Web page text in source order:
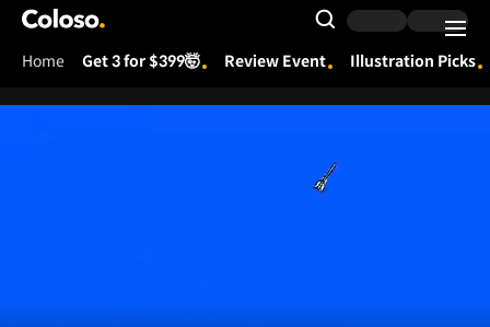
Coloso.
Search Input
Home Get 3 for $399🤯 Review Event Illustration Picks